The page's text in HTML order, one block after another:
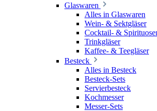
Glaswaren
Alles in Glaswaren
Wein- & Sektgläser
Cocktail- &
Trinkgläser
Kaffee- & Teegläser
Besteck
Alles in Besteck
Besteck-Sets
Servierbesteck
Kochmesser
Messer-Sets